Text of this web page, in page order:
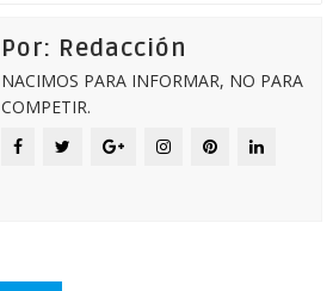
Por: Redacción
NACIMOS PARA INFORMAR, NO PARA
COMPETIR.